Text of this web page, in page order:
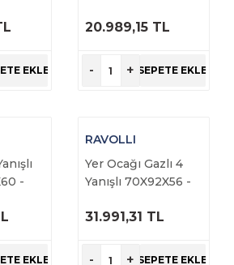
EKLE
20.989,15 TL
- + SEPETE EKLE
-
EKLE
RAVOLLI
Yer Ocağı Gazlı 4
Yanışlı 70X92X56 -
31.991,31 TL
- + SEPETE EKLE